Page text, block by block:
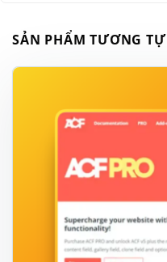
SẢN PHẨM TƯƠNG TỰ